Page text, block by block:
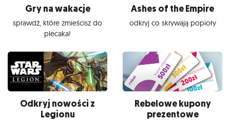
Gry na wakacje
sprawdź, które zmieścisz do
plecaka!
Ashes of the Empire
odkryj co skrywają popioły
Odkryj nowości z
Legionu
Rebelowe kupony
prezentowe